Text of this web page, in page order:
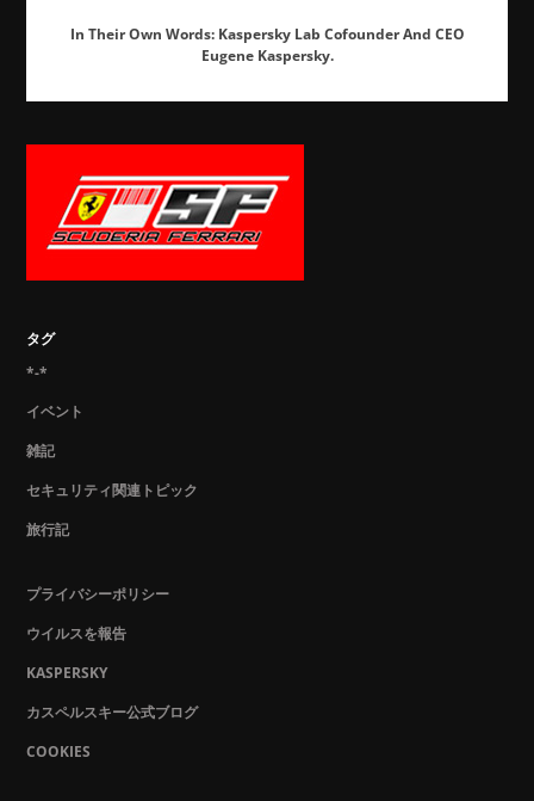
In Their Own Words: Kaspersky Lab Cofounder And CEO
Eugene Kaspersky.
タグ
*-*
イベント
雑記
セキュリティ関連トピック
旅行記
プライバシーポリシー
ウイルスを報告
KASPERSKY
カスペルスキー公式ブログ
COOKIES